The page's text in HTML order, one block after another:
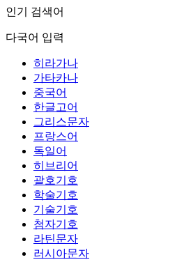
인기 검색어
다국어 입력
히라가나
가타카나
중국어
한글고어
그리스문자
프랑스어
독일어
히브리어
괄호기호
학술기호
기술기호
첨자기호
라틴문자
러시아문자